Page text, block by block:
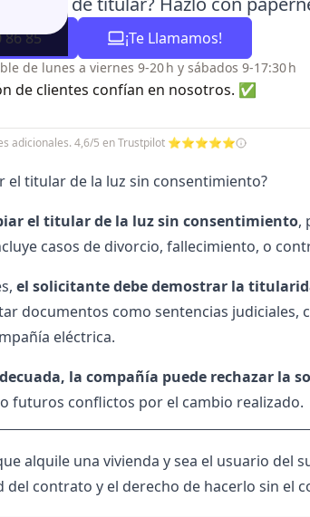
86 85 ¡Te Llamamos!
de lunes a viernes 9-20 h y sábados 9-17:30 h
de clientes confían en nosotros. ✅
adicionales. 4,6/5 en Trustpilot ⭐⭐⭐⭐⭐
el titular de la luz sin consentimiento?
el titular de la luzsin consentimiento,
casos de divorcio, fallecimiento, o
el solicitante debe demostrar la
documentos como sentencias
eléctrica.
la compañía puede rechazar la
futuros conflictos por el cambio realizado.
alquile una vivienda y sea el usuario
del contrato y el derecho de hacerlo sin el